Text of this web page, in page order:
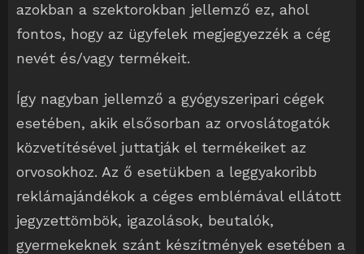
azokban a szektorokban jellemző ez, ahol
fontos, hogy az ügyfelek megjegyezzék a cég
nevét és/vagy termékeit.
Így nagyban jellemző a gyógyszeripari cégek
esetében, akik elsősorban az orvoslátogatók
közvetítésével juttatják el termékeiket az
orvosokhoz. Az ő esetükben a leggyakoribb
reklámajándékok a céges emblémával ellátott
jegyzettömbök, igazolások, beutalók,
gyermekeknek szánt készítmények esetében a